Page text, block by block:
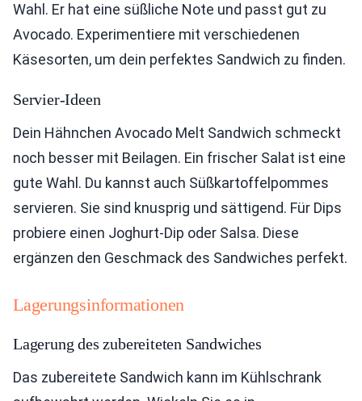
Wahl. Er hat eine süßliche Note und passt gut zu
Avocado. Experimentiere mit verschiedenen
Käsesorten, um dein perfektes Sandwich zu finden.
Servier-Ideen
Dein Hähnchen Avocado Melt Sandwich schmeckt
noch besser mit Beilagen. Ein frischer Salat ist eine
gute Wahl. Du kannst auch Süßkartoffelpommes
servieren. Sie sind knusprig und sättigend. Für Dips
probiere einen Joghurt-Dip oder Salsa. Diese
ergänzen den Geschmack des Sandwiches perfekt.
Lagerungsinformationen
Lagerung des zubereiteten Sandwiches
Das zubereitete Sandwich kann im Kühlschrank